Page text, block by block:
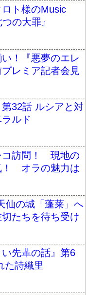
ト様のMusic
の大罪』
！『悪夢のエレ
レミア記者会見
第32話 ルシアと対
ルド
コ訪問！ 現地の
！ オラの魅力は
仙の城「蓬莱」へ
たちを待ち受け
い先輩の話』第6
た詩織里